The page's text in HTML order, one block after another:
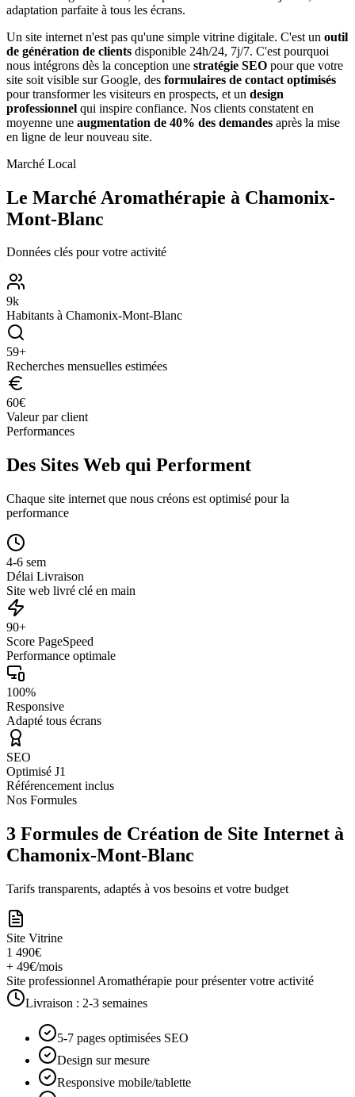
adaptation parfaite à tous les écrans.
Un site internet n'est pas qu'une simple vitrine digitale. C'est un outil
de génération de clients disponible 24h/24, 7j/7. C'est pourquoi
nous intégrons dès la conception une stratégie SEO pour que votre
site soit visible sur Google, des formulaires de contact optimisés
pour transformer les visiteurs en prospects, et un design
professionnel qui inspire confiance. Nos clients constatent en
moyenne une augmentation de 40% des demandes après la mise
en ligne de leur nouveau site.
Marché Local
Le Marché Aromathérapie à Chamonix-
Mont-Blanc
Données clés pour votre activité
9k
Habitants à Chamonix-Mont-Blanc
59+
Recherches mensuelles estimées
60€
Valeur par client
Performances
Des Sites Web qui Performent
Chaque site internet que nous créons est optimisé pour la
performance
4-6 sem
Délai Livraison
Site web livré clé en main
90+
Score PageSpeed
Performance optimale
100%
Responsive
Adapté tous écrans
SEO
Optimisé J1
Référencement inclus
Nos Formules
3 Formules de Création de Site Internet à
Chamonix-Mont-Blanc
Tarifs transparents, adaptés à vos besoins et votre budget
Site Vitrine
1 490€
+ 49€/mois
Site professionnel Aromathérapie pour présenter votre activité
Livraison : 2-3 semaines
5-7 pages optimisées SEO
Design sur mesure
Responsive mobile/tablette